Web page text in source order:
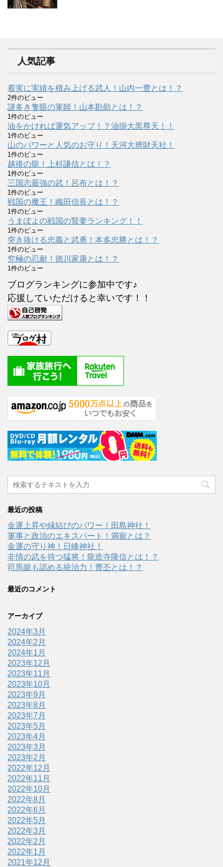
人気記事
着実に実績を積み上げる武人！山内一豊とは！？
2件のビュー
謎多き隻眼の軍師！山本勘助とは！？
1件のビュー
油をかければ運気アップ！？油掛大黒尊天！！
1件のビュー
山のパワーと人気のお守り！天河大辨財天社！
1件のビュー
越後の龍！上杉謙信とは！？
1件のビュー
三国志最強の武！呂布とは！？
1件のビュー
戦国の魔王！織田信長とは！？
1件のビュー
うまぽよの戦国の賢妻ランキング！！
1件のビュー
突き抜ける忠義と武勇！本多忠勝とは！？
1件のビュー
究極の忍耐！徳川家康とは！？
1件のビュー
ブログランキングに参加中です♪
応援していただけると幸いです！！
最近の投稿
金運上昇や縁結びのパワー！田島神社！
軍事と政治のエキスパート！満寵とは？
金運の守り神！日峰神社！
非情の武を持つ猛将！龍造寺隆信とは！？
司馬懿も認める統治力！曹丕とは！？
最近のコメント
アーカイブ
2024年3月
2024年2月
2024年1月
2023年12月
2023年11月
2023年10月
2023年9月
2023年8月
2023年7月
2023年5月
2023年4月
2023年3月
2023年2月
2022年12月
2022年11月
2022年10月
2022年8月
2022年6月
2022年5月
2022年3月
2022年2月
2022年1月
2021年12月